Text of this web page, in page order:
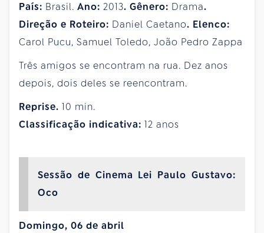
País: Brasil. Ano: 2013. Gênero: Drama.
Direção e Roteiro: Daniel Caetano. Elenco:
Carol Pucu, Samuel Toledo, João Pedro Zappa
Três amigos se encontram na rua. Dez anos
depois, dois deles se reencontram.
Reprise. 10 min.
Classificação indicativa: 12 anos
Sessão de Cinema Lei Paulo Gustavo:
Oco
Domingo, 06 de abril